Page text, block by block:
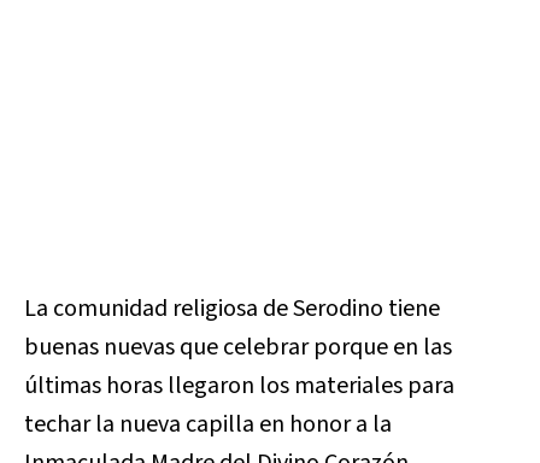
La comunidad religiosa de Serodino tiene
buenas nuevas que celebrar porque en las
últimas horas llegaron los materiales para
techar la nueva capilla en honor a la